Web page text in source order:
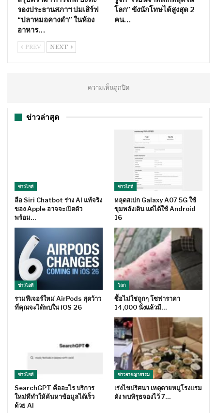
รองประธานสภาฯ ปมเสิร์ฟ
“ปลาหมอคางดำ” ในห้อง
อาหาร…
โลก” ขังนักโทษได้สูงสุด 2
คน…
PREV NEXT
ความเห็นถูกปิด
ข่าวล่าสุด
ข่าวไอที
ลือ Siri Chatbot ร่าง AI แท้จริง
ของ Apple อาจจะเปิดตัว
พร้อม…
ข่าวไอที
หลุดสเปก Galaxy A07 5G ใช้
ขุมพลังเดิน แต่ได้ใช้ Android
16
ข่าวไอที
รวมฟีเจอร์ใหม่ AirPods สุดว้าว
ที่คุณจะได้พบใน iOS 26
โลก
ซื้อไม่ใช่ถูกๆ โซฟาราคา
14,000 นั่งแล้วมี…
ข่าวไอที
SearchGPT คืออะไร บริการ
ใหม่ทีทำให้ค้นหาข้อมูลได้เร็ว
ด้วย AI
ข่าวอาชญากรรม
เร่งไขปริศนา เหตุตายหมู่โรงแรม
ดัง พบพิรุธจองไว้ 7…